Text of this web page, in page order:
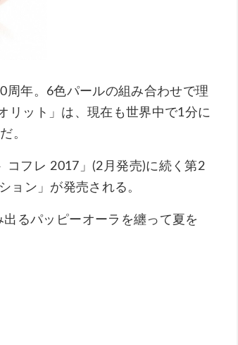
周年。6色パールの組み合わせで理
リット」は、現在も世界中で1分に
。
コフレ 2017」(2月発売)に続く第2
ョン」が発売される。
るパッピーオーラを纏って夏を